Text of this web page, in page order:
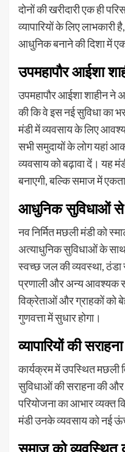
दोनों की खरीदारी एक ही
व्यापारियों के लिए
आधुनिक बनाने की दिशा में एक
उपमहापौर आईशा
उपमहापौर आईशा शाहीन ने
की कि वे इस नई सुविधा का
मंडी में व्यवसाय के लिए
सभी समुदायों के लोग यहां
व्यवसाय को बढ़ावा दें। यह
बनाएगी, बल्कि समाज में
आधुनिक सुविधाओं से
नव निर्मित मछली मंडी को
अत्याधुनिक सुविधाओं के साथ
स्वच्छ जल की व्यवस्था, ठंडा
प्रणाली और अन्य आवश्यक
विक्रेताओं और ग्राहकों को
गुणवत्ता में सुधार होगा।
व्यापारियों की
कार्यक्रम में उपस्थित मछली
सुविधाओं की सराहना की और
परियोजना का आभार व्यक्त
मंडी उनके व्यवसाय को नई